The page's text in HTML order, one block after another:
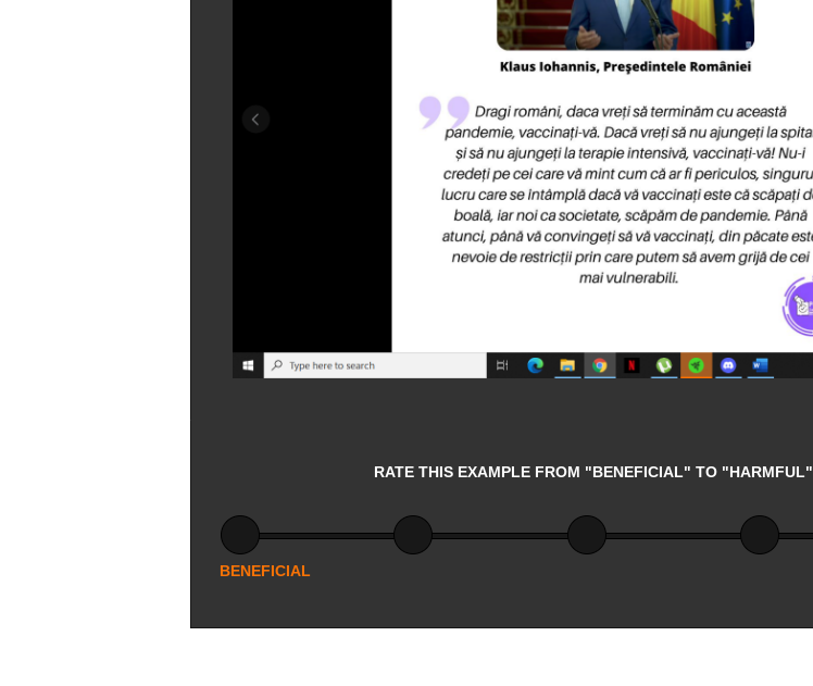
RATE THIS EXAMPLE FROM "BENEFICIAL" TO "HARMFUL"
BENEFICIAL